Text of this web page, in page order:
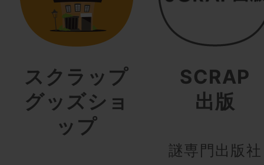
スクラップ
グッズショ
ップ
SCRAP
出版
謎専門出版社